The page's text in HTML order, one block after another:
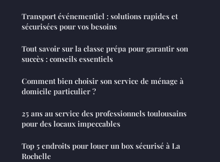
Transport événementiel : solutions rapides et
sécurisées pour vos besoins
Tout savoir sur la classe prépa pour garantir son
succès : conseils essentiels
Comment bien choisir son service de ménage à
domicile particulier ?
25 ans au service des professionnels toulousains
pour des locaux impeccables
Top 5 endroits pour louer un box sécurisé à La
Rochelle